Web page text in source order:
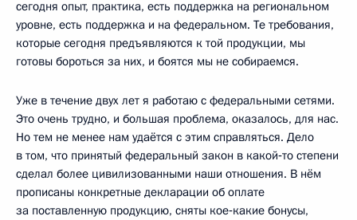
сегодня опыт, практика, есть поддержка на региональном
уровне, есть поддержка и на федеральном. Те требования,
которые сегодня предъявляются к той продукции, мы
готовы бороться за них, и боятся мы не собираемся.
Уже в течение двух лет я работаю с федеральными сетями.
Это очень трудно, и большая проблема, оказалось, для нас.
Но тем не менее нам удаётся с этим справляться. Дело
в том, что принятый федеральный закон в какой‑то степени
сделал более цивилизованными наши отношения. В нём
прописаны конкретные декларации об оплате
за поставленную продукцию, сняты кое‑какие бонусы,